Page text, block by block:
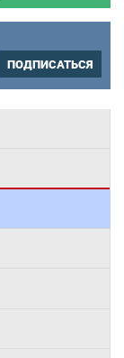
ПОДПИСАТЬСЯ